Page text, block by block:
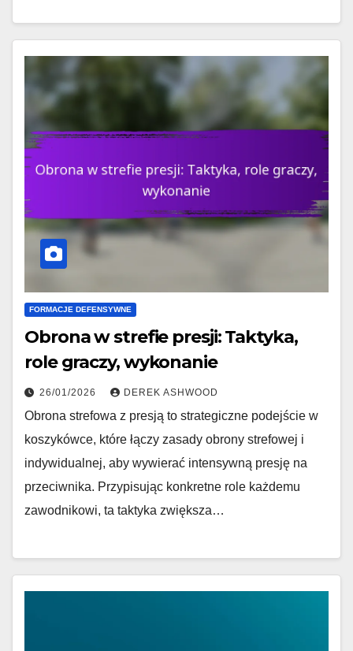
FORMACJE DEFENSYWNE
Obrona w strefie presji: Taktyka,
role graczy, wykonanie
26/01/2026 DEREK ASHWOOD
Obrona strefowa z presją to strategiczne podejście w
koszykówce, które łączy zasady obrony strefowej i
indywidualnej, aby wywierać intensywną presję na
przeciwnika. Przypisując konkretne role każdemu
zawodnikowi, ta taktyka zwiększa…